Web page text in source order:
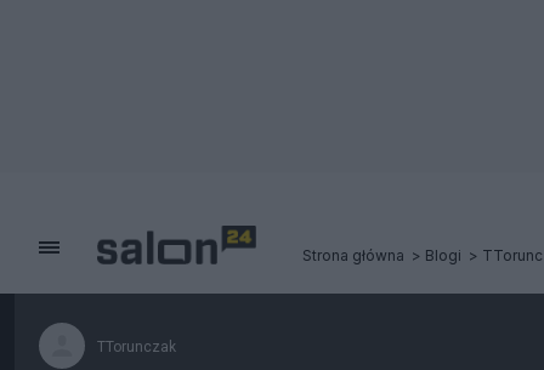
Strona główna Blogi
TTorunczak